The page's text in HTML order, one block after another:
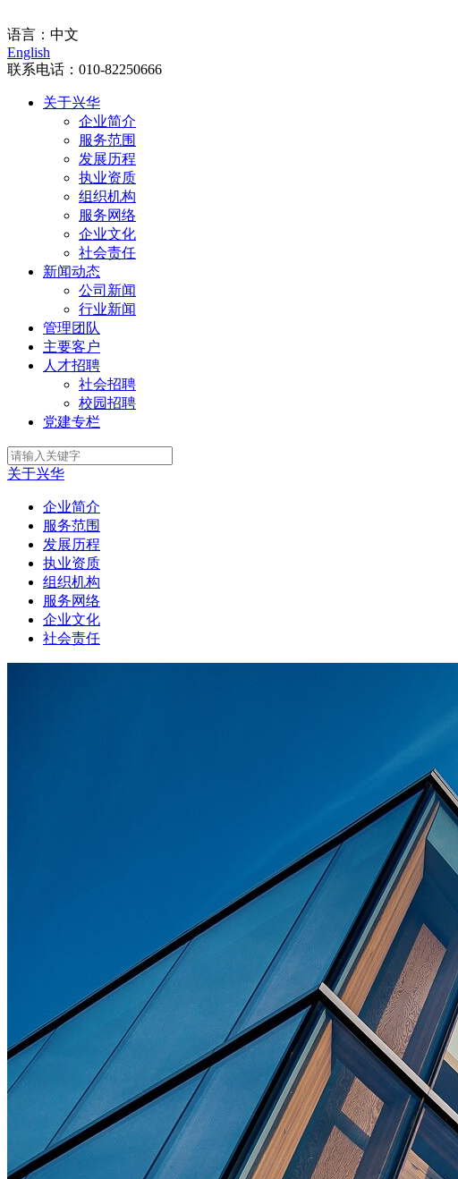
语言： 中文
English
联系电话： 010-82250666
关于兴华
企业简介
服务范围
发展历程
执业资质
组织机构
服务网络
企业文化
社会责任
新闻动态
公司新闻
行业新闻
管理团队
主要客户
人才招聘
社会招聘
校园招聘
党建专栏
关于兴华
企业简介
服务范围
发展历程
执业资质
组织机构
服务网络
企业文化
社会责任